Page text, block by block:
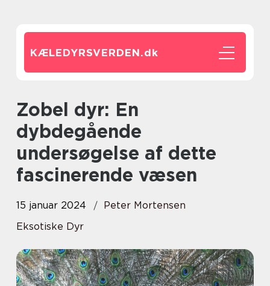
KÆLEDYRSVERDEN.dk
Zobel dyr: En
dybdegående
undersøgelse af dette
fascinerende væsen
15 januar 2024
Peter Mortensen
Eksotiske Dyr